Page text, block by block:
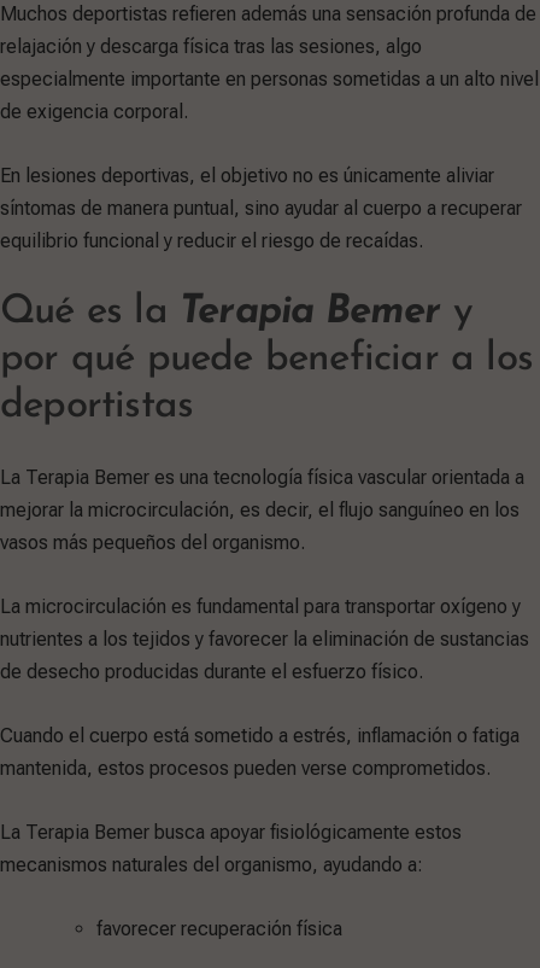
Muchos deportistas refieren además una sensación profunda de
relajación y descarga física tras las sesiones, algo
especialmente importante en personas sometidas a un alto nivel
de exigencia corporal.
En lesiones deportivas, el objetivo no es únicamente aliviar
síntomas de manera puntual, sino ayudar al cuerpo a recuperar
equilibrio funcional y reducir el riesgo de recaídas.
Qué es la Terapia Bemer y
por qué puede beneficiar a los
deportistas
La Terapia Bemer es una tecnología física vascular orientada a
mejorar la microcirculación, es decir, el flujo sanguíneo en los
vasos más pequeños del organismo.
La microcirculación es fundamental para transportar oxígeno y
nutrientes a los tejidos y favorecer la eliminación de sustancias
de desecho producidas durante el esfuerzo físico.
Cuando el cuerpo está sometido a estrés, inflamación o fatiga
mantenida, estos procesos pueden verse comprometidos.
La Terapia Bemer busca apoyar fisiológicamente estos
mecanismos naturales del organismo, ayudando a:
favorecer recuperación física